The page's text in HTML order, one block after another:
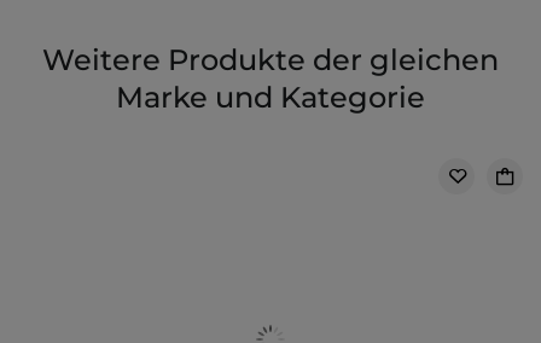
Weitere Produkte der gleichen
Marke und Kategorie